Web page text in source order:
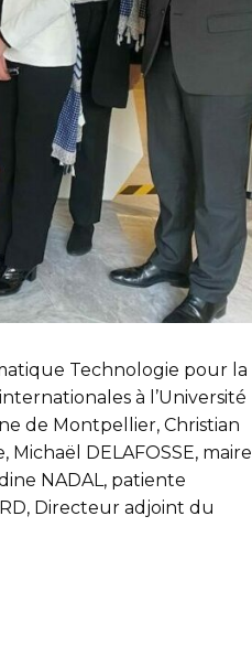
Technologie pour la
à l’Université
de Montpellier, Christian
DELAFOSSE, maire
NADAL, patiente
Directeur adjoint du